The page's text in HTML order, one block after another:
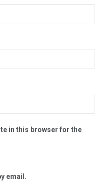
in this browser for the
email.